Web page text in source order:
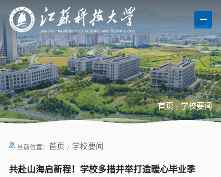
首页 学校要闻
当前位置： 首页 学校要闻
共赴山海启新程！学校多措并举打造暖心毕业季